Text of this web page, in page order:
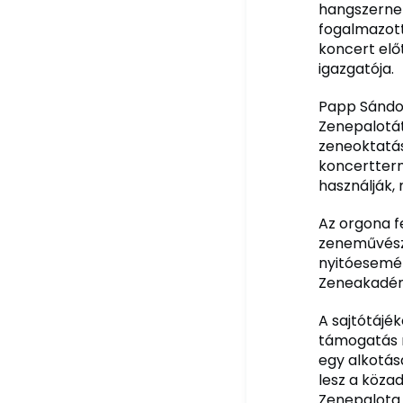
koncert
igazgatója.
Papp
Az orgona
A
támogatás
egy
lesz a